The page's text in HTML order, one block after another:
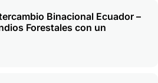
Binacional Ecuador –
Forestales con un